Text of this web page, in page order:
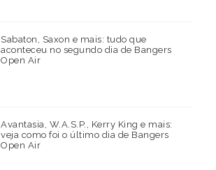
Sabaton, Saxon e mais: tudo que
aconteceu no segundo dia de Bangers
Open Air
Avantasia, W.A.S.P., Kerry King e mais:
veja como foi o último dia de Bangers
Open Air